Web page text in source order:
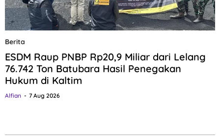
Berita
ESDM Raup PNBP Rp20,9 Miliar dari Lelang
76.742 Ton Batubara Hasil Penegakan
Hukum di Kaltim
Alfian 7 Aug 2026